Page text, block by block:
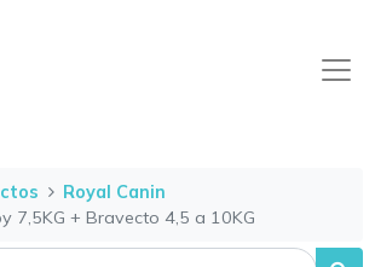
Royal Canin
7,5KG + Bravecto 4,5 a 10KG